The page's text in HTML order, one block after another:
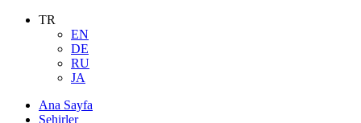
TR
EN
DE
RU
JA
Ana Sayfa
Şehirler